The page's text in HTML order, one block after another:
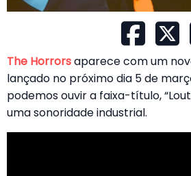
The Horrorsaparece com um
lançado no próximo dia 5 de
podemos ouvir a faixa-título,
uma sonoridade industrial.